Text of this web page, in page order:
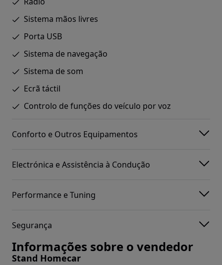
Sistema mãos livres
Porta USB
Sistema de navegação
Sistema de som
Ecrã táctil
Controlo de funções do veículo por voz
Conforto e Outros Equipamentos
Electrónica e Assistência à Condução
Performance e Tuning
Segurança
Informações sobre o vendedor
Stand Homecar